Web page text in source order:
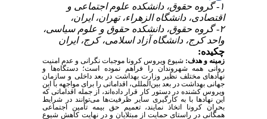
۱- گروه حقوق، دانشکده علوم اجتماعی و
اقتصادی، دانشگاه الزهراء، تهران، ایران،
۲- گروه حقوق، دانشکده حقوق و علوم سیاسی،
واحد کرج، دانشگاه آزاد اسلامی، کرج، ایران
چکیده:
زمینه و هدف: شیوع ویروس کرونا موجبات نگرانی و عدم امنیت
روانی همه شهروندان را فراهم نموده است؛ دستگاه‌ها و
نهادهای مختلف نظیر وزارت بهداشت در بعد داخلی و سازمان
جهانی بهداشت در بعد بین‌المللی، اقداماتی را برای مواجهه با این
ویروس کشنده در دستور کار قرار داده‌اند، از جمله اقداماتی که
این نهادها با به کارگیری سایر ظرفیت‌ها می‌توانند در شرایط
بحران کرونا اتخاذ نمایند، تعمیم حق بیمه تأمین اجتماعی
همگانی در راستای حمایت از مبتلایان و در نهایت کاهش شیوع